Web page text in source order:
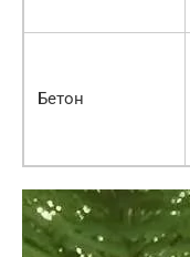
Бетон